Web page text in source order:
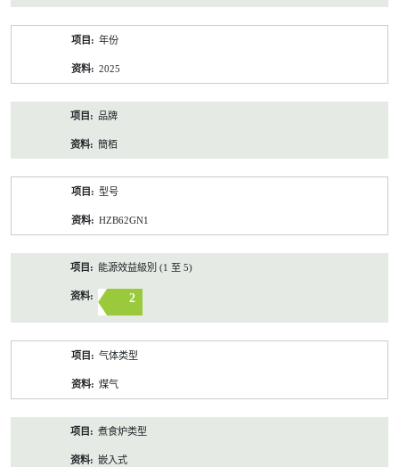
年份
2025
品牌
簡栢
型号
HZB62GN1
能源效益級別 (1 至 5)
2
气体类型
煤气
煮食炉类型
嵌入式